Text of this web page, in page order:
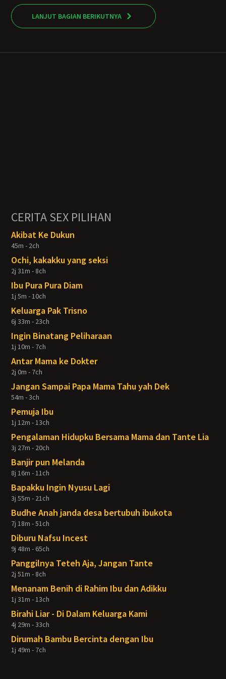
LANJUT BAGIAN BERIKUTNYA
CERITA SEX PILIHAN
Akibat Ke Dukun
45m - 2ch
Ochi, kakakku yang seksi
2j 31m - 8ch
Ibu Pura Pura Diam
1j 5m - 10ch
Keluarga Pak Trisno
6j 33m - 23ch
Ingin Binatang Peliharaan
1j 10m - 7ch
Antar Mama ke Dokter
2j 0m - 7ch
Jangan Sampai Papa Mama Tahu yah Dek
54m - 3ch
Pemuja Ibu
1j 12m - 13ch
Pengalaman Hidupku Bersama Mama dan Tante Lia
3j 27m - 20ch
Banjir pun Melanda
8j 16m - 11ch
Bapakku Ingin Nyusu Lagi
3j 55m - 21ch
Budhe Anah janda desa bertubuh ibukota
7j 18m - 51ch
Diburu Nafsu Incest
9j 48m - 65ch
Panggilnya Teteh Aja, Jangan Tante
2j 51m - 8ch
Menanam Benih di Rahim Ibu dan Adikku
1j 31m - 13ch
Birahi Liar - Di Dalam Keluarga Kami
4j 29m - 33ch
Dirumah Bambu Bercinta dengan Ibu
1j 49m - 7ch